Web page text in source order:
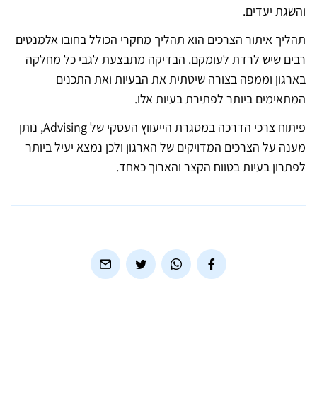
והשגת יעדים.
תהליך איתור הצרכים הוא תהליך מחקרי הכולל בחובו אלמנטים
רבים שיש לרדת לעומקם. הבדיקה מתבצעת לגבי כל מחלקה
בארגון וממפה בצורה שיטתית את הבעיות ואת התכנים
המתאימים ביותר לפתירת בעיות אלו.
פיתוח צרכי הדרכה במסגרת הייעווץ העסקי של Advising, נותן
מענה על הצרכים המדויקים של הארגון ולכן נמצא יעיל ביותר
לפתרון בעיות בטווח הקצר והארוך כאחד.